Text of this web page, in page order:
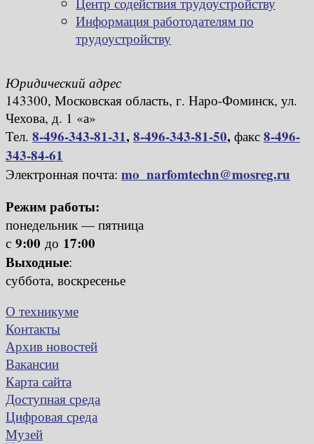
Информация работодателям по
трудоустройству
Юридический адрес
143300, Московская область, г. Наро-Фоминск, ул.
Чехова, д. 1 «а»
Тел. 8-496-343-81-31,8-496-343-81-50, факс 8-496-
343-84-61
Электронная почта: mo_narfomtechn@mosreg.ru
Режим работы:
понедельник — пятница
с 9:00 до 17:00
Выходные:
суббота, воскресенье
О техникуме
Контакты
Архив новостей
Вакансии
Карта сайта
Доступная среда
Цифровая среда
Музей